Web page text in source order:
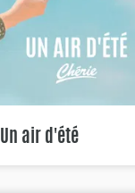
Un air d'été